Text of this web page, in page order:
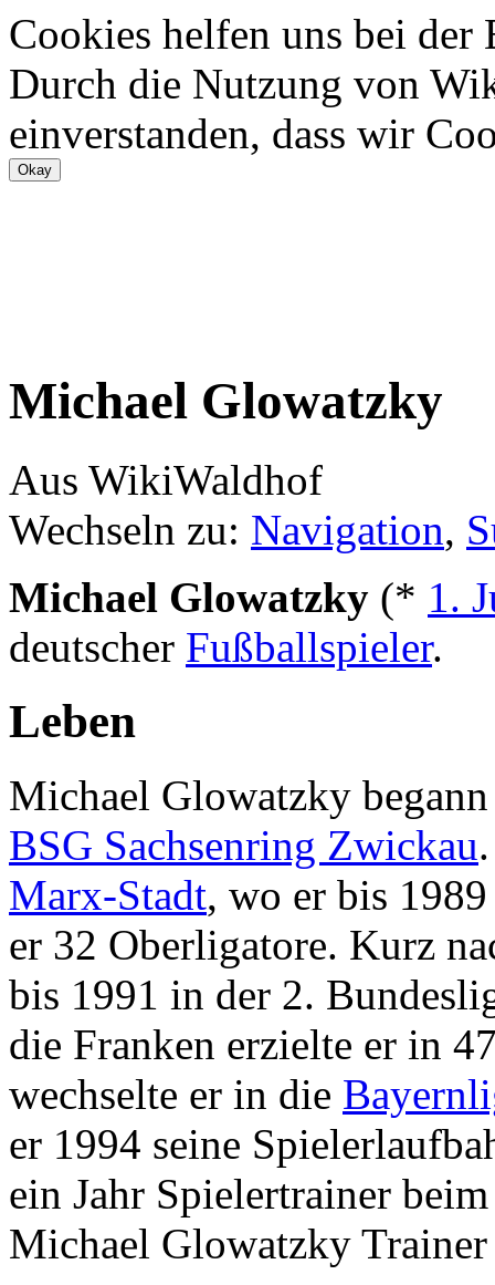
Cookies helfen uns bei
Durch die Nutzung von
einverstanden, dass wir
Michael Glowatzky
Aus WikiWaldhof
Wechseln zu: Navigation,
Michael Glowatzky (* 1.
deutscher Fußballspieler.
Leben
Michael Glowatzky
BSG Sachsenring Zwickau
Marx-Stadt, wo er bis
er 32 Oberligatore. Kurz
bis 1991 in der 2.
die Franken erzielte er in
wechselte er in die
er 1994 seine
ein Jahr Spielertrainer
Michael Glowatzky